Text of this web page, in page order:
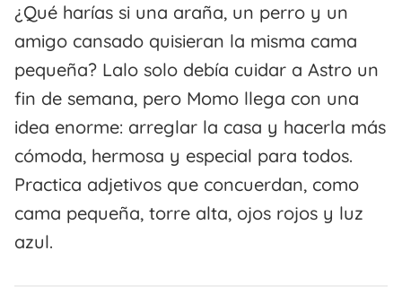
¿Qué harías si una araña, un perro y un
amigo cansado quisieran la misma cama
pequeña? Lalo solo debía cuidar a Astro un
fin de semana, pero Momo llega con una
idea enorme: arreglar la casa y hacerla más
cómoda, hermosa y especial para todos.
Practica adjetivos que concuerdan, como
cama pequeña, torre alta, ojos rojos y luz
azul.